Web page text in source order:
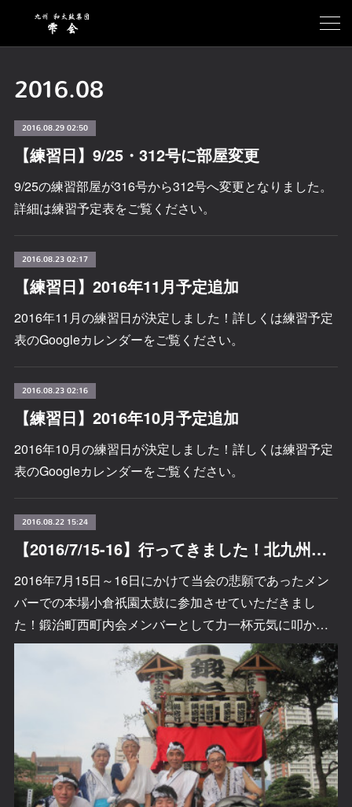
2016.08
2016.08.29 02:50
【練習日】9/25・312号に部屋変更
9/25の練習部屋が316号から312号へ変更となりました。
詳細は練習予定表をご覧ください。
2016.08.23 02:17
【練習日】2016年11月予定追加
2016年11月の練習日が決定しました！詳しくは練習予定
表のGoogleカレンダーをご覧ください。
2016.08.23 02:16
【練習日】2016年10月予定追加
2016年10月の練習日が決定しました！詳しくは練習予定
表のGoogleカレンダーをご覧ください。
2016.08.22 15:24
【2016/7/15-16】行ってきました！北九州市・小倉祇園祭
2016年7月15日～16日にかけて当会の悲願であったメン
バーでの本場小倉祇園太鼓に参加させていただきまし
た！鍛治町西町内会メンバーとして力一杯元気に叩か…